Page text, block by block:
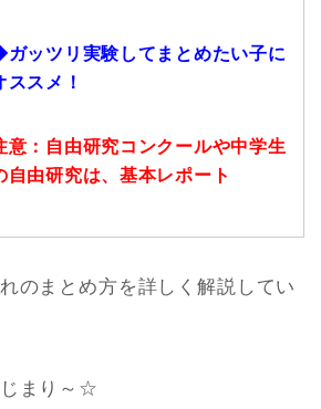
ッツリ実験してまとめたい子に
ススメ！
意：自由研究コンクールや中学生
自由研究は、基本レポート
のまとめ方を詳しく解説してい
まり～☆